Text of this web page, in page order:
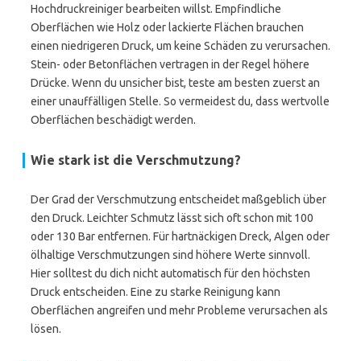
Hochdruckreiniger bearbeiten willst. Empfindliche
Oberflächen wie Holz oder lackierte Flächen brauchen
einen niedrigeren Druck, um keine Schäden zu verursachen.
Stein- oder Betonflächen vertragen in der Regel höhere
Drücke. Wenn du unsicher bist, teste am besten zuerst an
einer unauffälligen Stelle. So vermeidest du, dass wertvolle
Oberflächen beschädigt werden.
Wie stark ist die Verschmutzung?
Der Grad der Verschmutzung entscheidet maßgeblich über
den Druck. Leichter Schmutz lässt sich oft schon mit 100
oder 130 Bar entfernen. Für hartnäckigen Dreck, Algen oder
ölhaltige Verschmutzungen sind höhere Werte sinnvoll.
Hier solltest du dich nicht automatisch für den höchsten
Druck entscheiden. Eine zu starke Reinigung kann
Oberflächen angreifen und mehr Probleme verursachen als
lösen.